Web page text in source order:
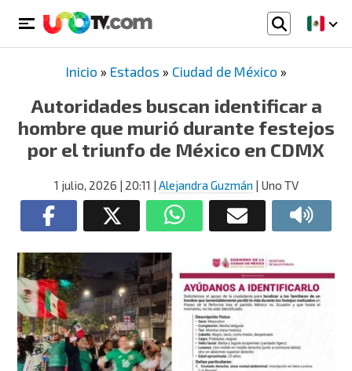
Inicio » Estados » Ciudad de México »
Autoridades buscan identificar a
hombre que murió durante festejos
por el triunfo de México en CDMX
1 julio, 2026 | 20:11 | Alejandra Guzmán | Uno TV